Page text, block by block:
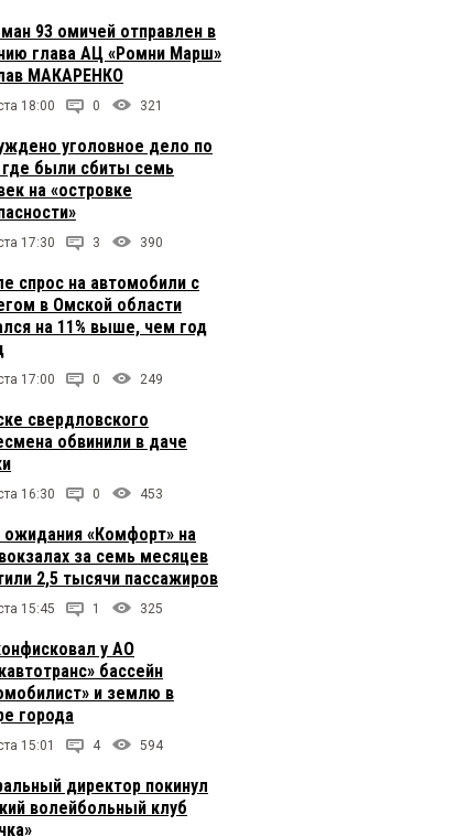
93 омичей отправлен в
глава АЦ «Ромни Марш»
МАКАРЕНКО
18:00 0 321
уголовное дело по
были сбиты семь
на «островке
17:30 3 390
спрос на автомобили с
в Омской области
на 11% выше, чем год
17:00 0 249
свердловского
обвинили в даче
16:30 0 453
«Комфорт» на
за семь месяцев
2,5 тысячи пассажиров
15:45 1 325
у АО
бассейн
и землю в
города
15:01 4 594
директор покинул
волейбольный клуб